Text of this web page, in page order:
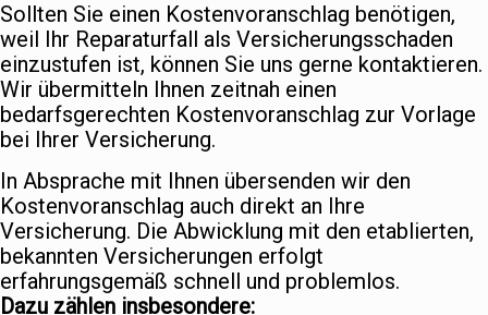
Sollten Sie einen Kostenvoranschlag benötigen,
weil Ihr Reparaturfall als Versicherungsschaden
einzustufen ist, können Sie uns gerne kontaktieren.
Wir übermitteln Ihnen zeitnah einen
bedarfsgerechten Kostenvoranschlag zur Vorlage
bei Ihrer Versicherung.
In Absprache mit Ihnen übersenden wir den
Kostenvoranschlag auch direkt an Ihre
Versicherung. Die Abwicklung mit den etablierten,
bekannten Versicherungen erfolgt
erfahrungsgemäß schnell und problemlos.
Dazu zählen insbesondere: